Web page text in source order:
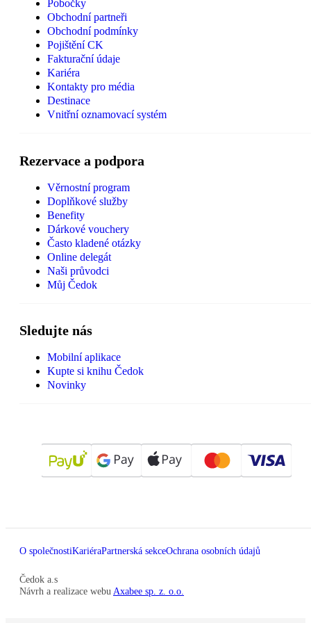
Pobočky
Obchodní partneři
Obchodní podmínky
Pojištění CK
Fakturační údaje
Kariéra
Kontakty pro média
Destinace
Vnitřní oznamovací systém
Rezervace a podpora
Věrnostní program
Doplňkové služby
Benefity
Dárkové vouchery
Často kladené otázky
Online delegát
Naši průvodci
Můj Čedok
Sledujte nás
Mobilní aplikace
Kupte si knihu Čedok
Novinky
O společnostiKariéraPartnerská sekceOchrana osobních údajů
Čedok a.s
Návrh a realizace webu Axabee sp. z. o.o.